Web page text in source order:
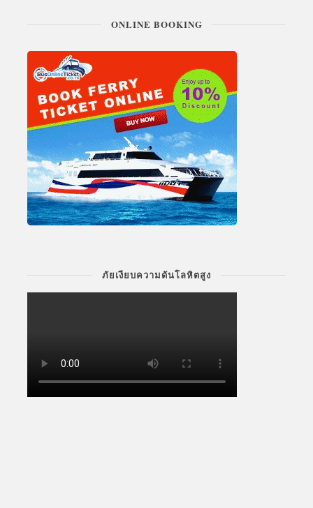
ONLINE BOOKING
ภัยเงียบความดันโลหิตสูง